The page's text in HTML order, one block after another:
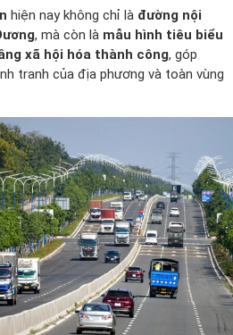
hiện nay không chỉ là đường nội
, mà còn là mẫu hình tiêu biểu
xã hội hóa thành công, góp
tranh của địa phương và toàn vùng